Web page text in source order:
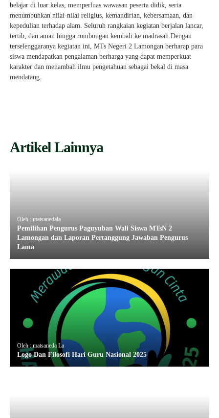
belajar di luar kelas, memperluas wawasan peserta didik, serta
menumbuhkan nilai-nilai religius, kemandirian, kebersamaan, dan
kepedulian terhadap alam. Seluruh rangkaian kegiatan berjalan lancar,
tertib, dan aman hingga rombongan kembali ke madrasah.Dengan
terselenggaranya kegiatan ini, MTs Negeri 2 Lamongan berharap para
siswa mendapatkan pengalaman berharga yang dapat memperkuat
karakter dan menambah ilmu pengetahuan sebagai bekal di masa
mendatang.
Artikel Lainnya
Oleh : matsanedala
Pemilihan Pengurus Paguyuban Wali Siswa MTsN 2
Lamongan dan Laporan Pertanggung Jawaban Pengurus
Lama
Oleh : matsaneda La
Logo Dan Filosofi Hari Guru Nasional 2025